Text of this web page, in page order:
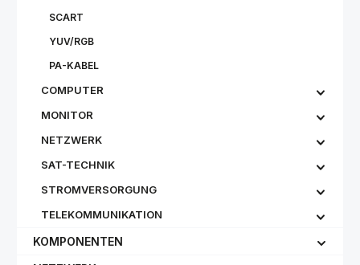
SCART
YUV/RGB
PA-KABEL
COMPUTER
MONITOR
NETZWERK
SAT-TECHNIK
STROMVERSORGUNG
TELEKOMMUNIKATION
KOMPONENTEN